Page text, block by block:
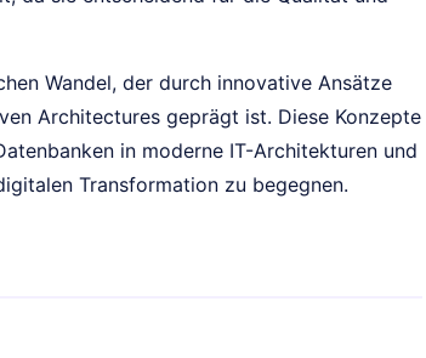
Wandel, der durch innovative Ansätze
Architectures geprägt ist. Diese Konzepte
in moderne IT-Architekturen und
Transformation zu begegnen.